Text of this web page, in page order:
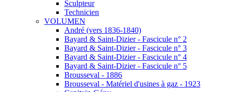
Sculpteur
Technicien
VOLUMEN
André (vers 1836-1840)
Bayard & Saint-Dizier - Fascicule n° 2
Bayard & Saint-Dizier - Fascicule n° 3
Bayard & Saint-Dizier - Fascicule n° 4
Bayard & Saint-Dizier - Fascicule n° 5
Brousseval - 1886
Brousseval - Matériel d'usines à gaz - 1923